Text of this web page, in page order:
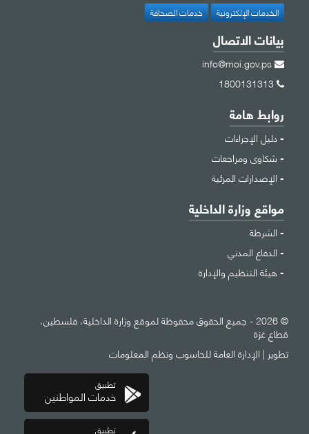
الخدمات الإلكترونية خدمات الصحافة
بيانات الاتصال
info@moi.gov.ps
روابط هامة
دليل الإجراءات
شكاوى ومراجعات
الإصدارات المرئية
مواقع وزارة الداخلية
الشرطة
الدفاع المدني
هيئة التنظيم والإدارة
© 2026 - جميع الحقوق محفوظة لموقع وزارة الداخلية، فلسطين،
قطاع غزة
تطوير | الإدارة العامة للحاسوب ونظم المعلومات
تطبيق
خدمات المواطنين
تطبيق